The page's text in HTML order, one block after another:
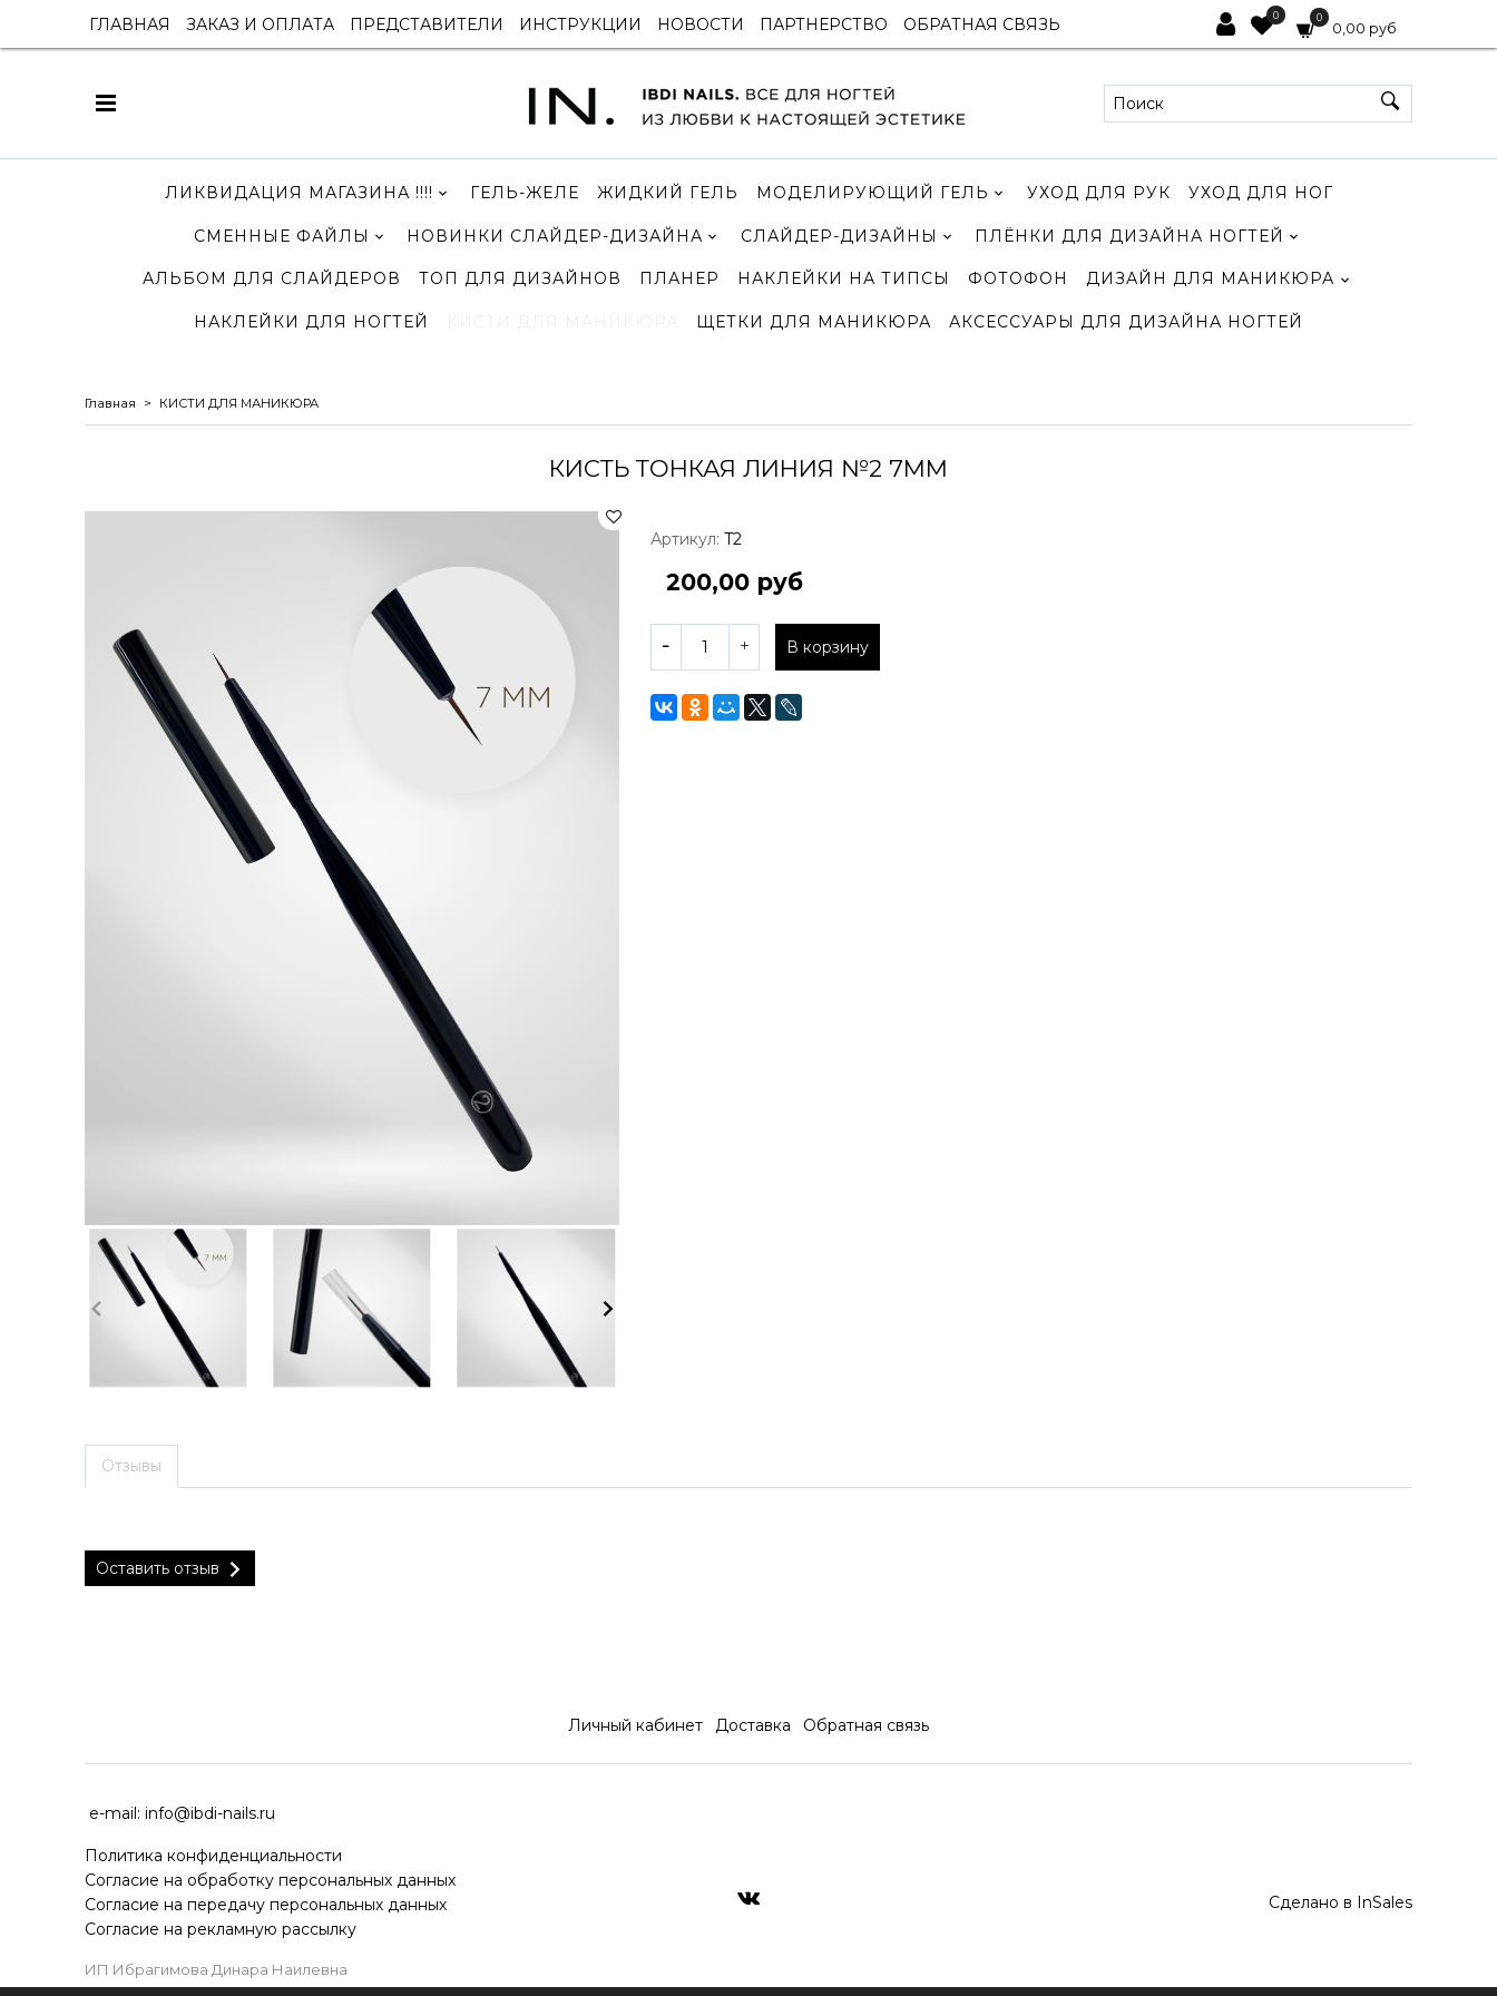
ГЛАВНАЯ ЗАКАЗ И ОПЛАТА ПРЕДСТАВИТЕЛИ ИНСТРУКЦИИ НОВОСТИ ПАРТНЕРСТВО ОБРАТНАЯ СВЯЗЬ 0 0
0,00 руб
ЛИКВИДАЦИЯ МАГАЗИНА !!!! ГЕЛЬ-ЖЕЛЕ ЖИДКИЙ ГЕЛЬ МОДЕЛИРУЮЩИЙ ГЕЛЬ УХОД ДЛЯ РУК УХОД ДЛЯ НОГ
СМЕННЫЕ ФАЙЛЫ НОВИНКИ СЛАЙДЕР-ДИЗАЙНА СЛАЙДЕР-ДИЗАЙНЫ ПЛЁНКИ ДЛЯ ДИЗАЙНА НОГТЕЙ
АЛЬБОМ ДЛЯ СЛАЙДЕРОВ ТОП ДЛЯ ДИЗАЙНОВ ПЛАНЕР НАКЛЕЙКИ НА ТИПСЫ ФОТОФОН ДИЗАЙН ДЛЯ МАНИКЮРА
НАКЛЕЙКИ ДЛЯ НОГТЕЙ ЩЕТКИ ДЛЯ МАНИКЮРА АКСЕССУАРЫ ДЛЯ ДИЗАЙНА НОГТЕЙ
Главная КИСТИ ДЛЯ МАНИКЮРА
КИСТЬ ТОНКАЯ ЛИНИЯ №2 7ММ
Артикул: T2
200,00 руб
В корзину
Отзывы
Оставить отзыв
Личный кабинет Доставка Обратная связь
e-mail: info@ibdi-nails.ru
Политика конфиденциальности
Согласие на обработку персональных данных
Согласие на передачу персональных данных
Согласие на рекламную рассылку
ИП Ибрагимова Динара Наилевна
ИНН 590418192130
Сделано в InSales